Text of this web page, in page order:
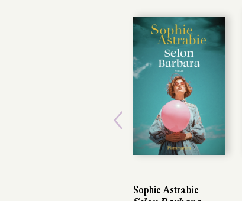
Sophie Astrabie
Previous